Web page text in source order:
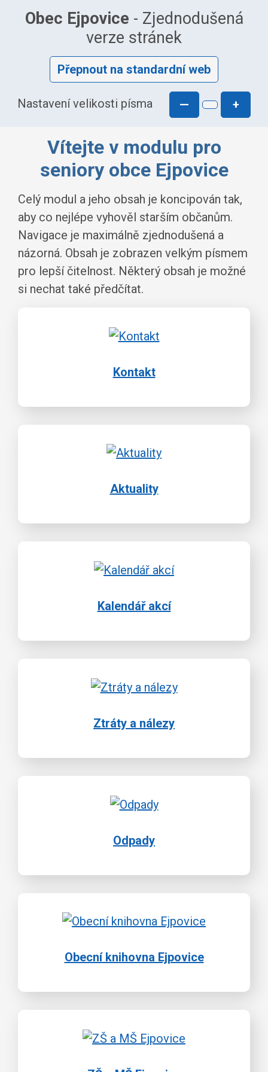
Obec Ejpovice - Zjednodušená
verze stránek
Přepnout na standardní web
Nastavení velikosti písma — +
Vítejte v modulu pro
seniory obce Ejpovice
Celý modul a jeho obsah je koncipován tak,
aby co nejlépe vyhověl starším občanům.
Navigace je maximálně zjednodušená a
názorná. Obsah je zobrazen velkým písmem
pro lepší čitelnost. Některý obsah je možné
si nechat také předčítat.
Kontakt
Aktuality
Kalendář akcí
Ztráty a nálezy
Odpady
Obecní knihovna Ejpovice